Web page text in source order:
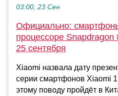
03:00, 23 Сен
Официально:
процессоре
25 сентября
Xiaomi назвала дату
серии смартфонов Xiaomi
этому поводу пройдёт в